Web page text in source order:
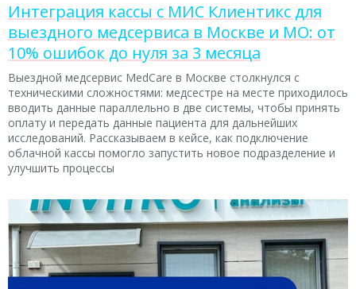
Интеграция кассы с МИС Клиентикс для
выездного медсервиса в Москве и МО: от
10% ошибок до нуля за 3 месяца
Выездной медсервис MedCare в Москве столкнулся с
техническими сложностями: медсестре на месте приходилось
вводить данные параллельно в две системы, чтобы принять
оплату и передать данные пациента для дальнейших
исследований. Рассказываем в кейсе, как подключение
облачной кассы помогло запустить новое подразделение и
улучшить процессы